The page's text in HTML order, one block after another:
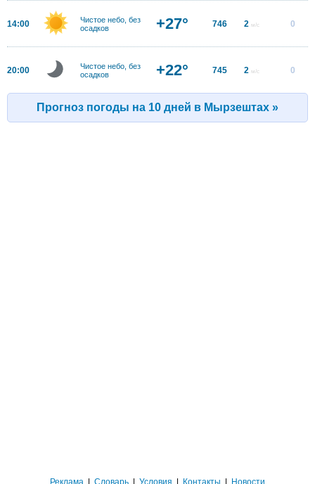
14:00
Чистое небо, без
осадков
+27° 746 2 м/с 0
20:00
Чистое небо, без
осадков
+22° 745 2 м/с 0
Прогноз погоды на 10 дней в Мырзештах »